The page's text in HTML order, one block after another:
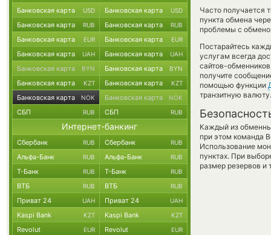
Часто получается
пункта обмена
проблемы с
Постарайтесь
услугам всегда
сайтов-
получите
помощью функции
транзитную валюту.
Каждый из
при этом команда
Использование
пунктах. При
размер резервов и
Банковская карта USD Банковская карта USD
Банковская карта RUB Банковская карта RUB
Банковская карта EUR Банковская карта EUR
Банковская карта UAH Банковская карта UAH
Банковская карта BYN Банковская карта BYN
Банковская карта KZT Банковская карта KZT
Банковская карта NOK Банковская карта NOK
СБП RUB СБП RUB
Интернет-банкинг
Сбербанк RUB Сбербанк RUB
Альфа-Банк RUB Альфа-Банк RUB
Т-Банк RUB Т-Банк RUB
ВТБ RUB ВТБ RUB
Приват 24 UAH Приват 24 UAH
Kaspi Bank KZT Kaspi Bank KZT
Revolut EUR Revolut EUR